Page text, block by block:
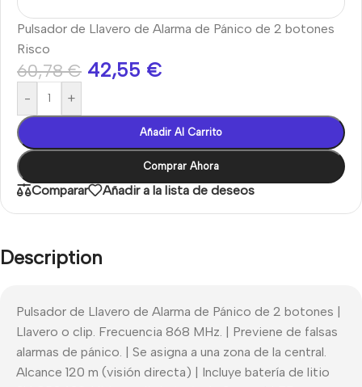
Pulsador de Llavero de Alarma de Pánico de 2 botones
Risco
60,78€ 42,55 €
- +
Añadir Al Carrito
Comprar Ahora
Comparar Añadir a la lista de deseos
Description
Pulsador de Llavero de Alarma de Pánico de 2 botones |
Llavero o clip. Frecuencia 868 MHz. | Previene de falsas
alarmas de pánico. | Se asigna a una zona de la central.
Alcance 120 m (visión directa) | Incluye batería de litio